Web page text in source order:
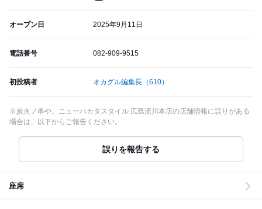
オープン日 2025年9月11日
電話番号 082-909-9515
初投稿者 オカグル編集長 （610）
※炭火ノ串や。ニューハカタスタイル 広島流川本店の店舗情報に誤りがある
場合は、以下からご報告ください。
誤りを報告する
座席